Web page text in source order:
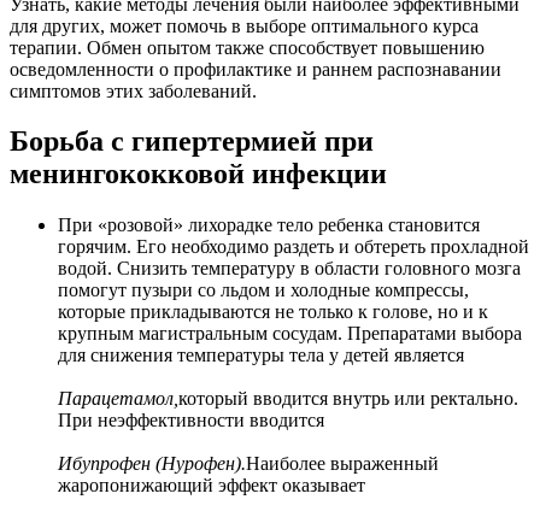
для других, может помочь в выборе оптимального курса
терапии. Обмен опытом также способствует повышению
осведомленности о профилактике и раннем распознавании
симптомов этих заболеваний.
Борьба с гипертермией при
менингококковой инфекции
При «розовой» лихорадке тело ребенка становится
горячим. Его необходимо раздеть и обтереть прохладной
водой. Снизить температуру в области головного мозга
помогут пузыри со льдом и холодные компрессы,
которые прикладываются не только к голове, но и к
крупным магистральным сосудам. Препаратами выбора
для снижения температуры тела у детей является
Парацетамол, который вводится внутрь или ректально.
При неэффективности вводится
Ибупрофен (Нурофен).Наиболее выраженный
жаропонижающий эффект оказывает